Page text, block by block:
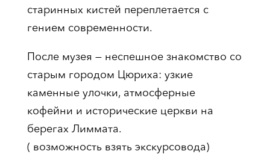
старинных кистей переплетается с
гением современности.
После музея — неспешное знакомство со
старым городом Цюриха: узкие
каменные улочки, атмосферные
кофейни и исторические церкви на
берегах Лиммата.
( возможность взять экскурсовода)